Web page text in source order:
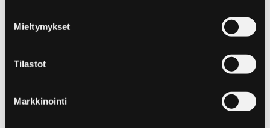
Mieltymykset
Tilastot
Markkinointi
1.6.–16.8. päivittäin kello 10–20
Vierailukeskuksessa toimii matkailuneuvonta, joka